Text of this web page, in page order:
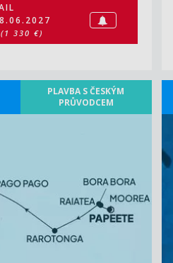
(1 330 €)
PLAVBA S ČESKÝM
PRŮVODCEM
ZOBRAZIT DETAIL
– 26.07.2027